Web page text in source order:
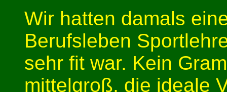
Wir hatten damals
Berufsleben
sehr fit war. Kein
mittelgroß, die ideale